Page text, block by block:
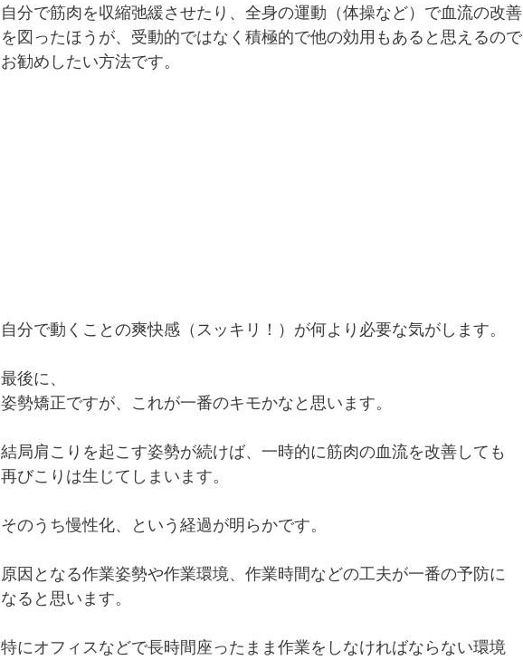
自分で筋肉を収縮弛緩させたり、全身の運動（体操など）で血流の改善
を図ったほうが、受動的ではなく積極的で他の効用もあると思えるので
お勧めしたい方法です。
自分で動くことの爽快感（スッキリ！）が何より必要な気がします。
最後に、
姿勢矯正ですが、これが一番のキモかなと思います。
結局肩こりを起こす姿勢が続けば、一時的に筋肉の血流を改善しても
再びこりは生じてしまいます。
そのうち慢性化、という経過が明らかです。
原因となる作業姿勢や作業環境、作業時間などの工夫が一番の予防に
なると思います。
特にオフィスなどで長時間座ったまま作業をしなければならない環境